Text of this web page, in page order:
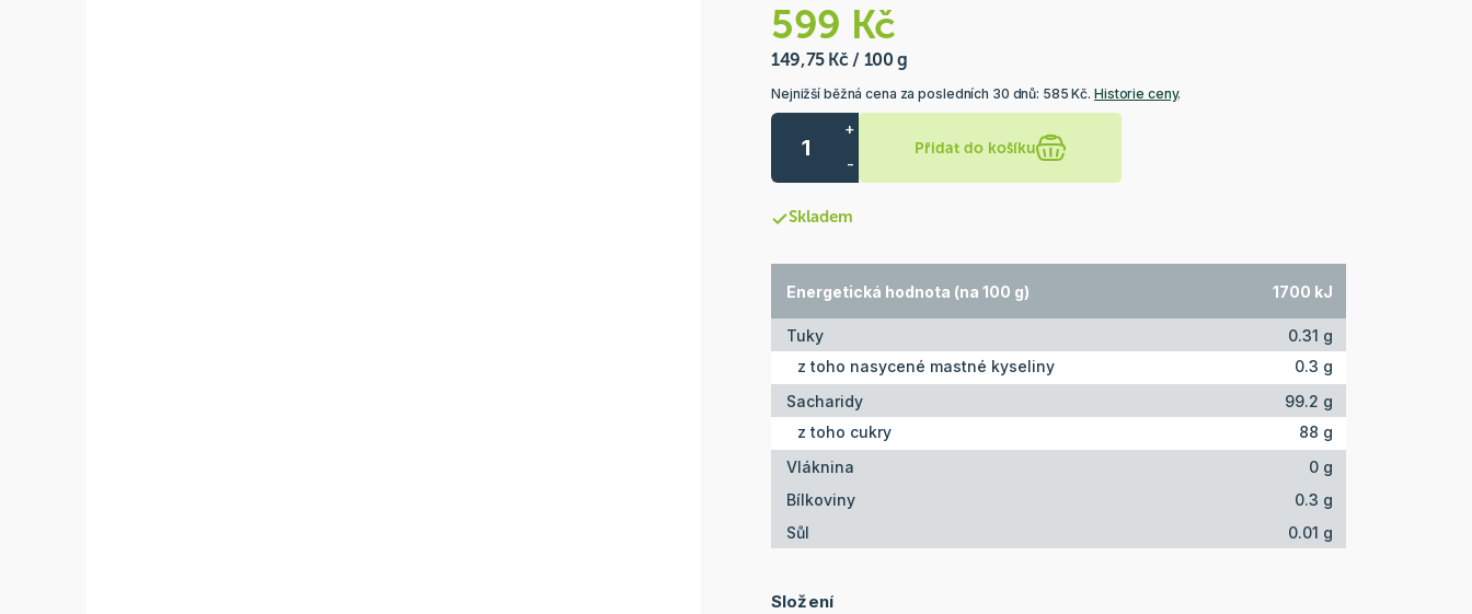
599 Kč
149,75 Kč / 100 g
Nejnižší běžná cena za posledních 30 dnů: 585 Kč.Historie ceny.
+
-
Přidat do košíku
Skladem
Energetická hodnota (na 100 g) 1700 kJ
Tuky
0.31 g
z toho nasycené mastné kyseliny
0.3 g
Sacharidy
99.2 g
z toho cukry
88 g
Vláknina
0 g
Bílkoviny
0.3 g
Sůl
0.01 g
Složení